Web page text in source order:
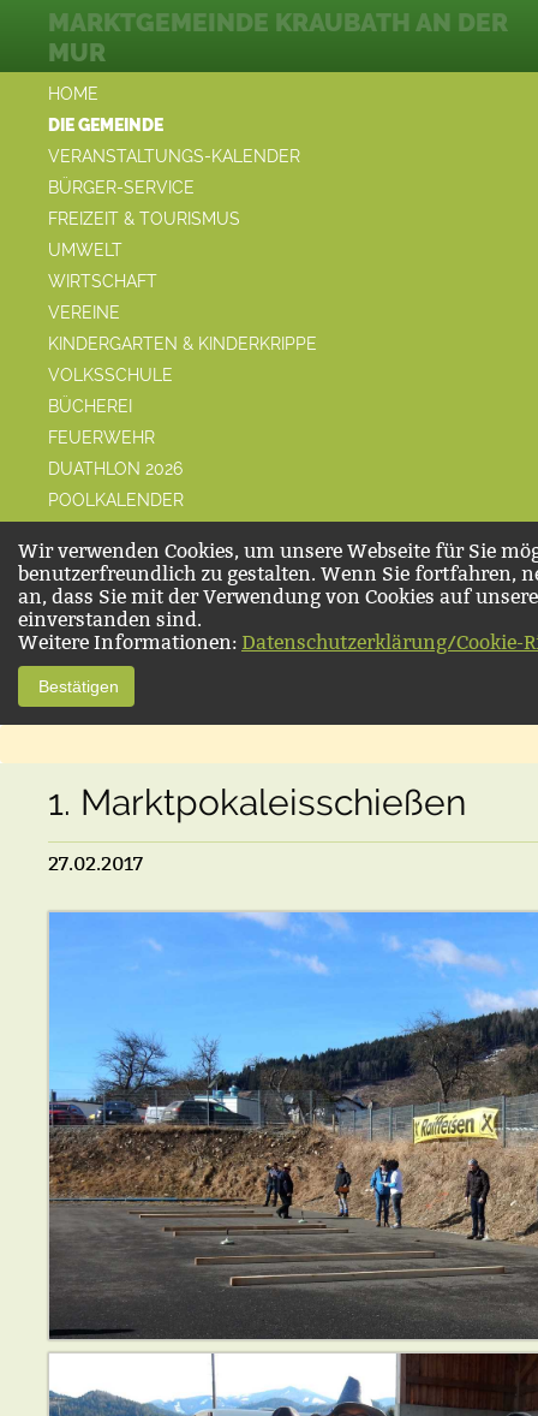
HOME
DIE GEMEINDE
VERANSTALTUNGS-KALENDER
BÜRGER-SERVICE
FREIZEIT & TOURISMUS
UMWELT
WIRTSCHAFT
VEREINE
KINDERGARTEN & KINDERKRIPPE
VOLKSSCHULE
BÜCHEREI
FEUERWEHR
DUATHLON 2026
POOLKALENDER
MARKTGEMEINDE KRAUBATH AN DER
MUR
Wir verwenden Cookies, um unsere Webseite für Sie
benutzerfreundlich zu gestalten. Wenn Sie fortfahren,
an, dass Sie mit der Verwendung von Cookies auf
einverstanden sind.
Weitere Informationen: Datenschutzerklärung/Cookie-
Bestätigen
1. Marktpokaleisschießen
27.02.2017